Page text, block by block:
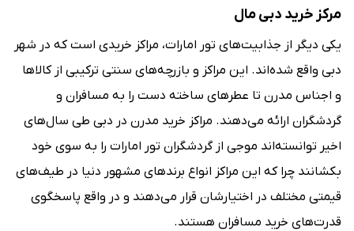
مرکز خرید دبی مال
یکی دیگر از جذابیت‌های تور امارات، مراکز خریدی است که در شهر
دبی واقع شده‌اند. این مراکز و بازرچه‌های سنتی ترکیبی از کالاها
و اجناس مدرن تا عطرهای ساخته دست را به مسافران و
گردشگران ارائه می‌دهند. مراکز خرید مدرن در دبی طی سال‌های
اخیر توانسته‌اند موجی از گردشگران تور امارات را به سوی خود
بکشانند چرا که این مراکز انواع برندهای مشهور دنیا در طیف‌های
قیمتی مختلف در اختیارشان قرار می‌دهند و در واقع پاسخگوی
قدرت‌های خرید مسافران هستند.